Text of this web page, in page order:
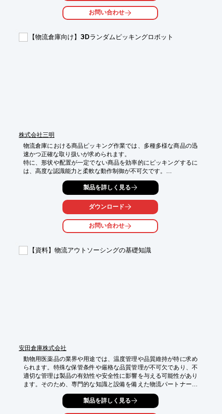
・業務効率の向上
お問い合わせ
【物流倉庫向け】3Dランダムピッキングロボット
株式会社三明
物流倉庫における商品ピッキング作業では、多種多様な商品の迅
速かつ正確な取り扱いが求められます。
特に、形状や配置が一定でない商品を効率的にピッキングするに
は、高度な認識能力と柔軟な動作制御が不可欠です。
取り残しや作業の中断は、全体の生産性低下に直結する課題とな
【完全ティーチレス】3Dランダムピッキングロボットは、これら
の課題に対し、シーンに応じて認識・動作・把持を自律的に判断
し制御することで、効率的で安定したピッキング作業を実現しま
・段ボールからの商品取り出し
・棚からの商品ピッキング
製品を詳しく見る
ダウンロード
お問い合わせ
【資料】物流アウトソーシングの基礎知識
安田倉庫株式会社
動物用医薬品の業界や用途では、温度管理や品質維持が特に求め
られます。特殊な保管条件や厳格な品質管理が不可欠であり、不
適切な管理は製品の有効性や安全性に影響を与える可能性があり
ます。そのため、専門的な知識と設備を備えた物流パートナーの
選定が重要となります。本資料では、動物用医薬品の特殊保管に
対応した物流アウトソーシング先を選ぶ際におさえるべきポイン
トをチェックリスト形式でまとめました。
製品を詳しく見る